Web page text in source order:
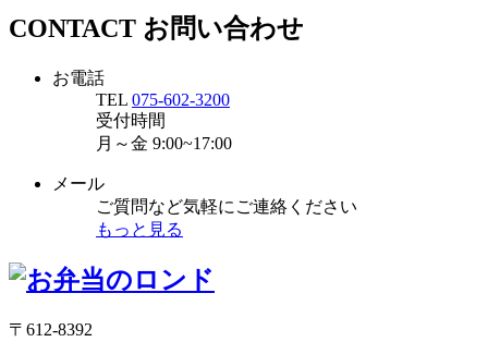
CONTACT お問い合わせ
お電話
TEL 075-602-3200
受付時間
月～金 9:00~17:00
メール
ご質問など気軽にご連絡ください
もっと見る
〒612-8392